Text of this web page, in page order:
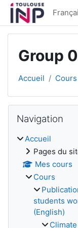
Passer au contenu
Group
Accueil Cours
Blocs
Navigation
Accueil
Pages du
Mes cours
Cours
students
(English)
Climate